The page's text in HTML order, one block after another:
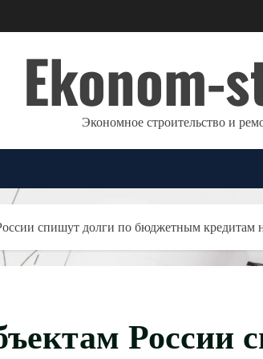
Ekonom-
Экономное строительство и
спишут долги по бюджетным кредитам
России